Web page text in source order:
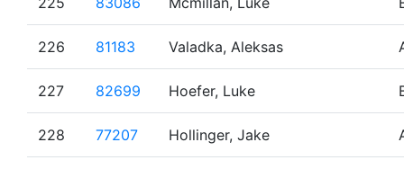
226 81183 Valadka, Aleksas
227 82699 Hoefer, Luke
228 77207 Hollinger, Jake